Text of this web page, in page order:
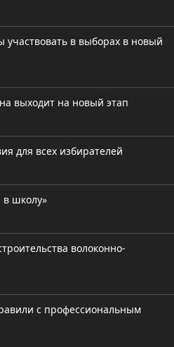
участвовать в выборах в новый
выходит на новый этап
для всех избирателей
в школу»
волоконно-
с профессиональным